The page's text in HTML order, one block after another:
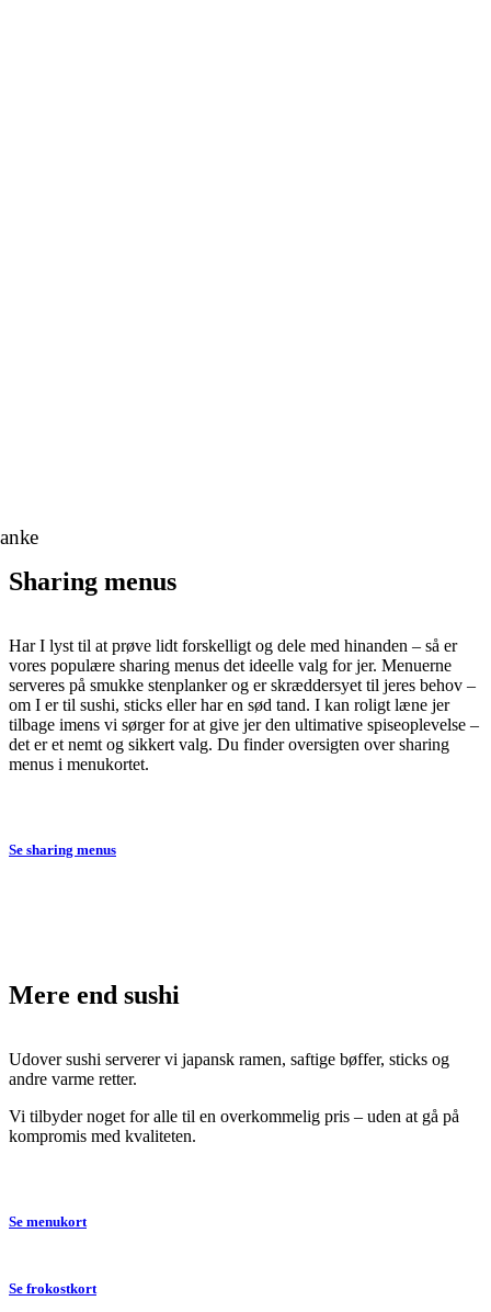
Sharing menus
Har I lyst til at prøve lidt forskelligt og dele med hinanden – så er
vores populære sharing menus det ideelle valg for jer. Menuerne
serveres på smukke stenplanker og er skræddersyet til jeres behov –
om I er til sushi, sticks eller har en sød tand. I kan roligt læne jer
tilbage imens vi sørger for at give jer den ultimative spiseoplevelse –
det er et nemt og sikkert valg. Du finder oversigten over sharing
menus i menukortet.
Se sharing menus
Mere end sushi
Udover sushi serverer vi japansk ramen, saftige bøffer, sticks og
andre varme retter.
Vi tilbyder noget for alle til en overkommelig pris – uden at gå på
kompromis med kvaliteten.
Se menukort
Se frokostkort